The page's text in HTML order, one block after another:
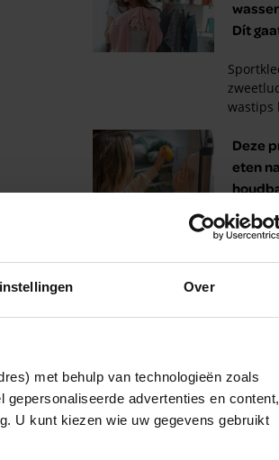
Over
met behulp van technologieën zoals
advertenties en content,
U kunt kiezen wie uw gegevens gebruikt